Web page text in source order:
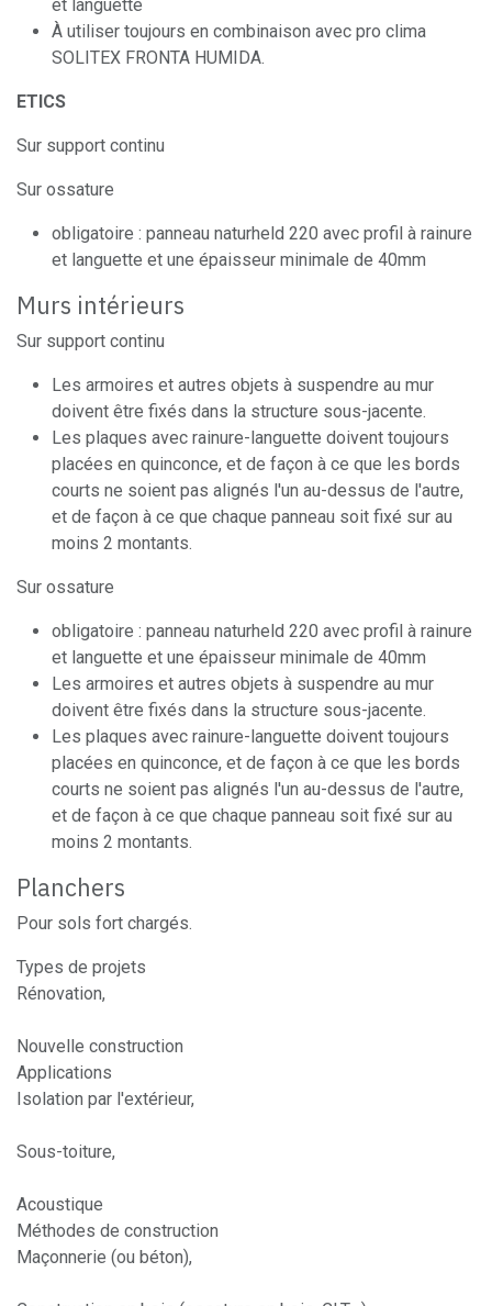
et languette
À utiliser toujours en combinaison avec pro clima
SOLITEX FRONTA HUMIDA.
ETICS
Sur support continu
Sur ossature
obligatoire : panneau naturheld 220 avec profil à rainure
et languette et une épaisseur minimale de 40mm
Murs intérieurs
Sur support continu
Les armoires et autres objets à suspendre au mur
doivent être fixés dans la structure sous-jacente.
Les plaques avec rainure-languette doivent toujours
placées en quinconce, et de façon à ce que les bords
courts ne soient pas alignés l'un au-dessus de l'autre,
et de façon à ce que chaque panneau soit fixé sur au
moins 2 montants.
Sur ossature
obligatoire : panneau naturheld 220 avec profil à rainure
et languette et une épaisseur minimale de 40mm
Les armoires et autres objets à suspendre au mur
doivent être fixés dans la structure sous-jacente.
Les plaques avec rainure-languette doivent toujours
placées en quinconce, et de façon à ce que les bords
courts ne soient pas alignés l'un au-dessus de l'autre,
et de façon à ce que chaque panneau soit fixé sur au
moins 2 montants.
Planchers
Pour sols fort chargés.
Types de projets
Rénovation,
Nouvelle construction
Applications
Isolation par l'extérieur,
Sous-toiture,
Acoustique
Méthodes de construction
Maçonnerie (ou béton),